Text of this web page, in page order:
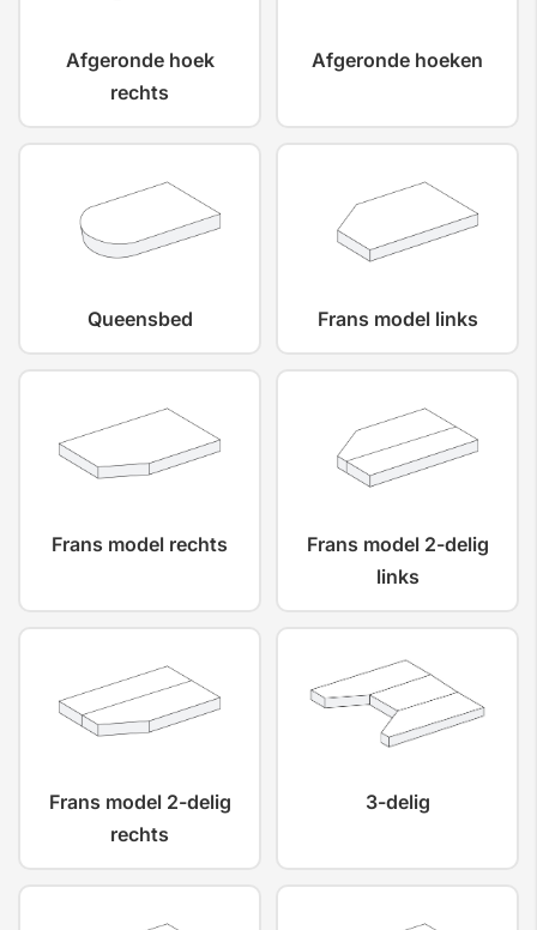
Afgeronde hoek
rechts
Afgeronde hoeken
Queensbed Frans model links
Frans model rechts
Frans model 2-delig
links
Frans model 2-delig
rechts
3-delig